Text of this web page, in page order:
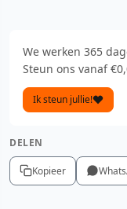
We werken 365
Steun ons vanaf
Ik steun jullie!
DELEN
Kopieer